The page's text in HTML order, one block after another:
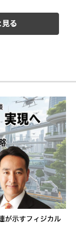
見る
が示すフィジカル